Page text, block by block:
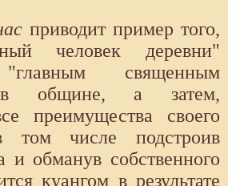
приводит пример того,
человек деревни"
"главным священным
в общине, а затем,
преимущества своего
том числе подстроив
и обманув собственного
куангом в результате